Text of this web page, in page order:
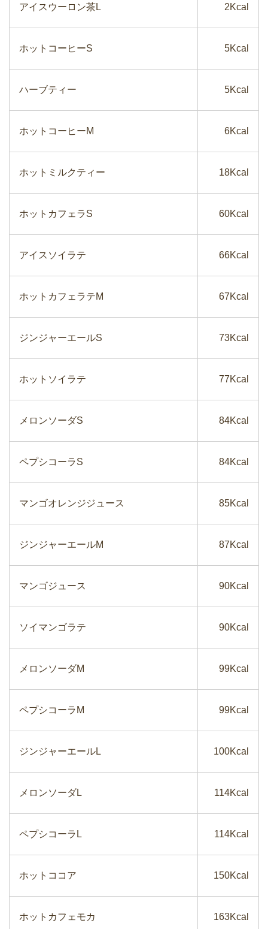
アイスウーロン茶L 2Kcal
ホットコーヒーS 5Kcal
ハーブティー 5Kcal
ホットコーヒーM 6Kcal
ホットミルクティー 18Kcal
ホットカフェラS 60Kcal
アイスソイラテ 66Kcal
ホットカフェラテM 67Kcal
ジンジャーエールS 73Kcal
ホットソイラテ 77Kcal
メロンソーダS 84Kcal
ペプシコーラS 84Kcal
マンゴオレンジジュース 85Kcal
ジンジャーエールM 87Kcal
マンゴジュース 90Kcal
ソイマンゴラテ 90Kcal
メロンソーダM 99Kcal
ペプシコーラM 99Kcal
ジンジャーエールL 100Kcal
メロンソーダL 114Kcal
ペプシコーラL 114Kcal
ホットココア 150Kcal
ホットカフェモカ 163Kcal